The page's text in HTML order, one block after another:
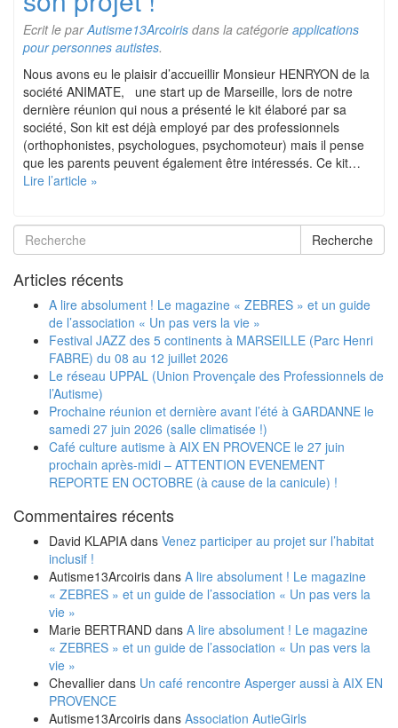
Ecrit le parAutisme13Arcoiris dans la catégorie applications
pour personnes autistes.
Nous avons eu le plaisir d’accueillir Monsieur HENRYON de la
société ANIMATE, une start up de Marseille, lors de notre
dernière réunion qui nous a présenté le kit élaboré par sa
société, Son kit est déjà employé par des professionnels
(orthophonistes, psychologues, psychomoteur) mais il pense
que les parents peuvent également être intéressés. Ce kit…
Lire l’article »
Recherche
Articles récents
A lire absolument ! Le magazine « ZEBRES » et un guide
de l’association « Un pas vers la vie »
Festival JAZZ des 5 continents à MARSEILLE (Parc Henri
FABRE) du 08 au 12 juillet 2026
Le réseau UPPAL (Union Provençale des Professionnels de
l’Autisme)
Prochaine réunion et dernière avant l’été à GARDANNE le
samedi 27 juin 2026 (salle climatisée !)
Café culture autisme à AIX EN PROVENCE le 27 juin
prochain après-midi – ATTENTION EVENEMENT
REPORTE EN OCTOBRE (à cause de la canicule) !
Commentaires récents
David KLAPIA dans Venez participer au projet sur l’habitat
inclusif !
Autisme13Arcoiris dans A lire absolument ! Le magazine
« ZEBRES » et un guide de l’association « Un pas vers la
vie »
Marie BERTRAND dans A lire absolument ! Le magazine
« ZEBRES » et un guide de l’association « Un pas vers la
vie »
Chevallier dans Un café rencontre Asperger aussi à AIX EN
PROVENCE
Autisme13Arcoiris dans Association AutieGirls